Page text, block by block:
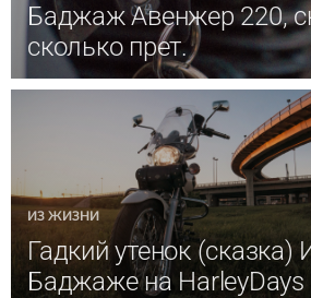
Баджаж Авенжер 220,
сколько прет.
ИЗ ЖИЗНИ
Гадкий утенок (сказка)
Баджаже на HarleyDays